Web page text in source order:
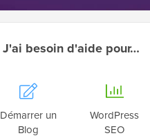
J'ai besoin d'aide pour…
Démarrer un
Blog
WordPress
SEO